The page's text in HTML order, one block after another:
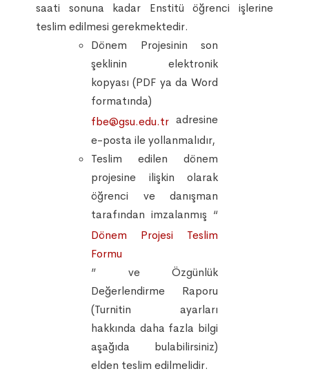
saati sonuna kadar Enstitü öğrenci işlerine
teslim edilmesi gerekmektedir.
Dönem Projesinin son
şeklinin elektronik
kopyası (PDF ya da Word
formatında)
fbe@gsu.edu.tr adresine
e-posta ile yollanmalıdır,
Teslim edilen dönem
projesine ilişkin olarak
öğrenci ve danışman
tarafından imzalanmış “
Dönem Projesi Teslim
Formu
” ve Özgünlük
Değerlendirme Raporu
(Turnitin ayarları
hakkında daha fazla bilgi
aşağıda bulabilirsiniz)
elden teslim edilmelidir.